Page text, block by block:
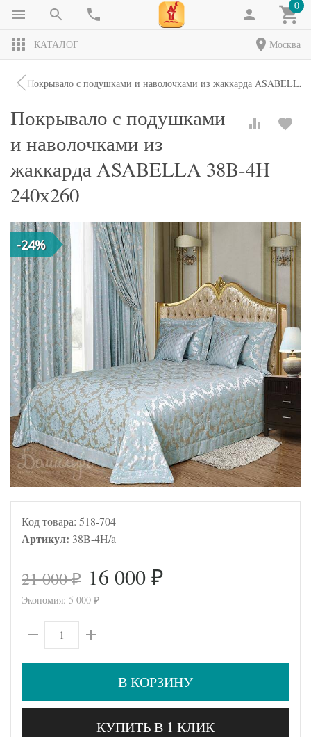
0
КАТАЛОГ Москва
Покрывало с подушками и наволочками из жаккарда ASABELLA
Покрывало с подушками
и наволочками из
жаккарда ASABELLA 38B-4H
240х260
-24%
Код товара: 518-704
Артикул: 38B-4H/a
21 000₽ 16 000 ₽
Экономия: 5 000 ₽
В КОРЗИНУ
КУПИТЬ В 1 КЛИК